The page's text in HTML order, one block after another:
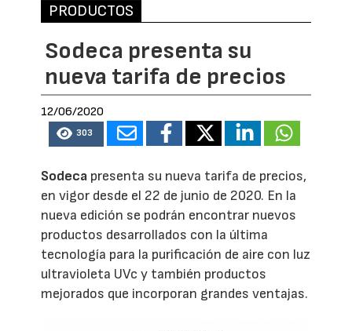
PRODUCTOS
Sodeca presenta su
nueva tarifa de precios
12/06/2020
303
Sodeca presenta su nueva tarifa de precios,
en vigor desde el 22 de junio de 2020. En la
nueva edición se podrán encontrar nuevos
productos desarrollados con la última
tecnología para la purificación de aire con luz
ultravioleta UVc y también productos
mejorados que incorporan grandes ventajas.